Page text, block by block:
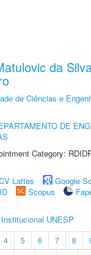
da
de Ciências e
DE
Category:
Lattes
Google
Scopus
UNESP
4 5 6 7 8